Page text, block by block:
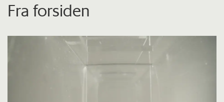
Fra forsiden